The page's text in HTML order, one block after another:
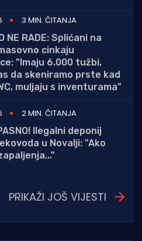
3 MIN. ČITANJA
NE RADE: Splićani na
cinkaju
"Imaju 6.000 tužbi,
da skeniramo prste kad
muljaju s inventurama"
2 MIN. ČITANJA
Ilegalni deponij
u Novalji: "Ako
PRIKAŽI JOŠ VIJESTI